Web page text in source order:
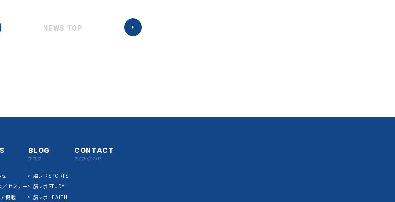
NEWS TOP
せ
／セミナー
ア掲載
BLOG
ブログ
脳レボSPORTS
脳レボSTUDY
脳レボHEALTH
CONTACT
お問い合わせ